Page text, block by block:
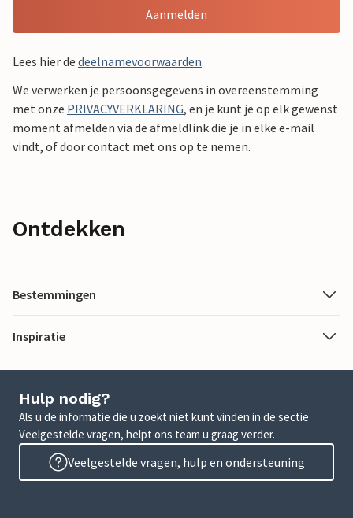
Aanmelden
Lees hier de deelnamevoorwaarden.
We verwerken je persoonsgegevens in overeenstemming
met onze PRIVACYVERKLARING, en je kunt je op elk gewenst
moment afmelden via de afmeldlink die je in elke e-mail
vindt, of door contact met ons op te nemen.
Ontdekken
Bestemmingen
Inspiratie
Hulp nodig?
Als u de informatie die u zoekt niet kunt vinden in de sectie
Veelgestelde vragen, helpt ons team u graag verder.
Veelgestelde vragen, hulp en ondersteuning